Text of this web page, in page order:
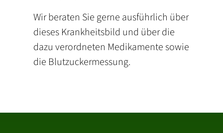
Wir beraten Sie gerne ausführlich über
dieses Krankheitsbild und über die
dazu verordneten Medikamente sowie
die Blutzuckermessung.